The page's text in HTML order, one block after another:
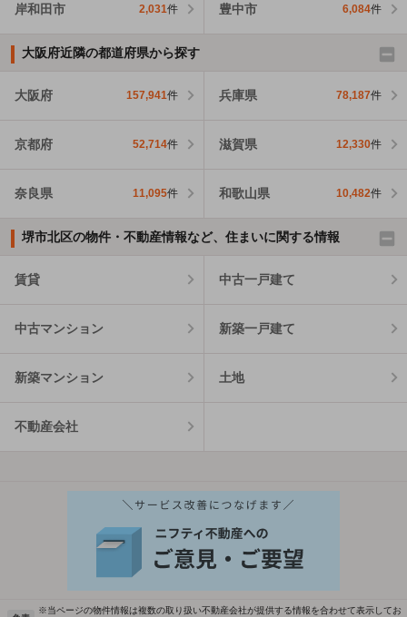
岸和田市 2,031件 豊中市 6,084件
大阪府近隣の都道府県から探す
大阪府 157,941件 兵庫県 78,187件
京都府 52,714件 滋賀県 12,330件
奈良県 11,095件 和歌山県 10,482件
堺市北区の物件・不動産情報など、住まいに関する情報
賃貸 中古一戸建て
中古マンション 新築一戸建て
新築マンション 土地
不動産会社
※当ページの物件情報は複数の取り扱い不動産会社が提供する情報を合わせて表示してお